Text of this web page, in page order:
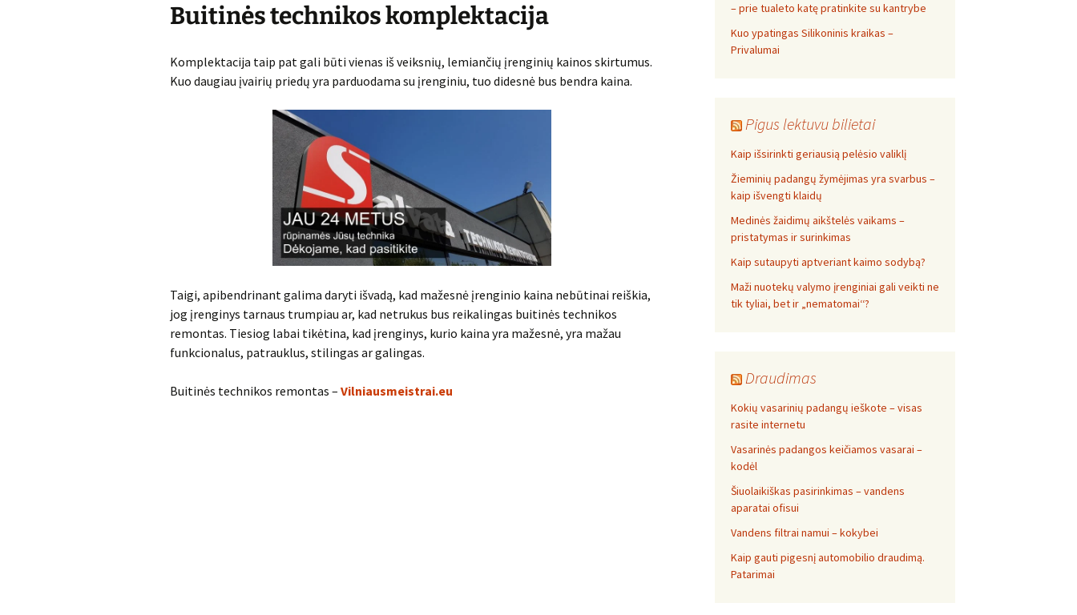
Buitinės technikos komplektacija
Komplektacija taip pat gali būti vienas iš veiksnių, lemiančių įrenginių kainos skirtumus.
Kuo daugiau įvairių priedų yra parduodama su įrenginiu, tuo didesnė bus bendra kaina.
Taigi, apibendrinant galima daryti išvadą, kad mažesnė įrenginio kaina nebūtinai reiškia,
jog įrenginys tarnaus trumpiau ar, kad netrukus bus reikalingas buitinės technikos
remontas. Tiesiog labai tikėtina, kad įrenginys, kurio kaina yra mažesnė, yra mažau
funkcionalus, patrauklus, stilingas ar galingas.
Buitinės technikos remontas – Vilniausmeistrai.eu
– prie tualeto katę pratinkite su kantrybe
Kuo ypatingas Silikoninis kraikas –
Privalumai
Pigus lektuvu bilietai
Kaip išsirinkti geriausią pelėsio valiklį
Žieminių padangų žymėjimas yra svarbus –
kaip išvengti klaidų
Medinės žaidimų aikštelės vaikams –
pristatymas ir surinkimas
Kaip sutaupyti aptveriant kaimo sodybą?
Maži nuotekų valymo įrenginiai gali veikti ne
tik tyliai, bet ir „nematomai‘‘?
Draudimas
Kokių vasarinių padangų ieškote – visas
rasite internetu
Vasarinės padangos keičiamos vasarai –
kodėl
Šiuolaikiškas pasirinkimas – vandens
aparatai ofisui
Vandens filtrai namui – kokybei
Kaip gauti pigesnį automobilio draudimą.
Patarimai